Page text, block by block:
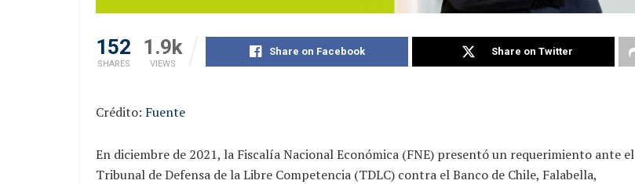
152
SHARES
1.9k
VIEWS
Share on Facebook Share on Twitter
Crédito: Fuente
En diciembre de 2021, la Fiscalía Nacional Económica (FNE) presentó un requerimiento ante el
Tribunal de Defensa de la Libre Competencia (TDLC) contra el Banco de Chile, Falabella,